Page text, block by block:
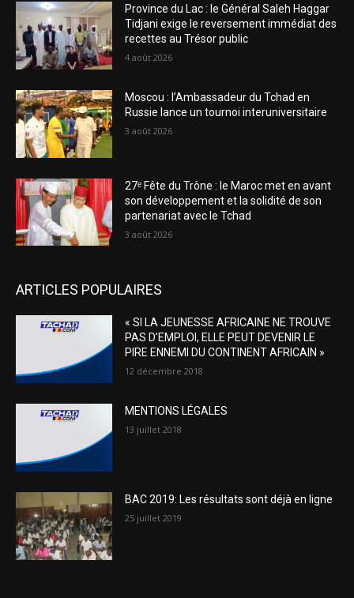
Province du Lac : le Général Saleh Haggar
Tidjani exige le reversement immédiat des
recettes au Trésor public
4 août 2026
Moscou : l’Ambassadeur du Tchad en
Russie lance un tournoi interuniversitaire
3 août 2026
27ᵉ Fête du Trône : le Maroc met en avant
son développement et la solidité de son
partenariat avec le Tchad
3 août 2026
ARTICLES POPULAIRES
« SI LA JEUNESSE AFRICAINE NE TROUVE
PAS D’EMPLOI, ELLE PEUT DEVENIR LE
PIRE ENNEMI DU CONTINENT AFRICAIN »
12 décembre 2018
MENTIONS LÉGALES
13 juillet 2018
BAC 2019: Les résultats sont déjà en ligne
25 juillet 2019